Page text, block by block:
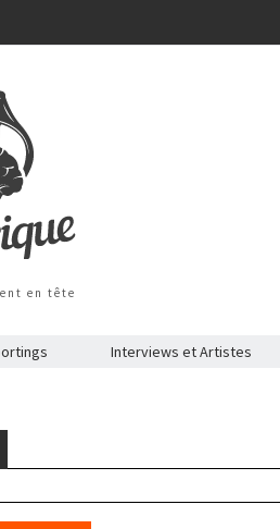
en tête
Interviews et Artistes